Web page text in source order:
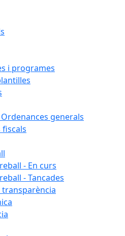
i programes
generals
fiscals
- En curs
- Tancades
transparència